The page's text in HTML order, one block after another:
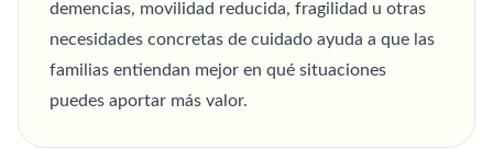
demencias, movilidad reducida, fragilidad u otras
necesidades concretas de cuidado ayuda a que las
familias entiendan mejor en qué situaciones
puedes aportar más valor.